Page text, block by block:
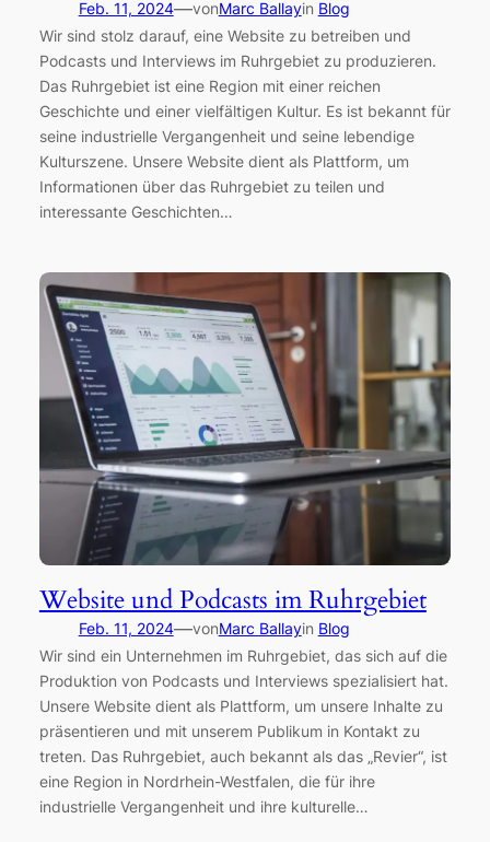
Feb. 11, 2024—vonMarc Ballayin Blog
Wir sind stolz darauf, eine Website zu betreiben und
Podcasts und Interviews im Ruhrgebiet zu produzieren.
Das Ruhrgebiet ist eine Region mit einer reichen
Geschichte und einer vielfältigen Kultur. Es ist bekannt für
seine industrielle Vergangenheit und seine lebendige
Kulturszene. Unsere Website dient als Plattform, um
Informationen über das Ruhrgebiet zu teilen und
interessante Geschichten…
Website und Podcasts im Ruhrgebiet
Feb. 11, 2024—vonMarc Ballayin Blog
Wir sind ein Unternehmen im Ruhrgebiet, das sich auf die
Produktion von Podcasts und Interviews spezialisiert hat.
Unsere Website dient als Plattform, um unsere Inhalte zu
präsentieren und mit unserem Publikum in Kontakt zu
treten. Das Ruhrgebiet, auch bekannt als das „Revier“, ist
eine Region in Nordrhein-Westfalen, die für ihre
industrielle Vergangenheit und ihre kulturelle…